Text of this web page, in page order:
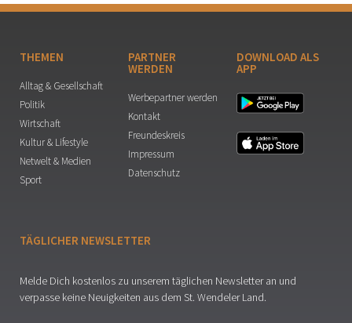
THEMEN
Alltag & Gesellschaft
Politik
Wirtschaft
Kultur & Lifestyle
Netwelt & Medien
Sport
PARTNER
WERDEN
Werbepartner werden
Kontakt
Freundeskreis
Impressum
Datenschutz
DOWNLOAD ALS
APP
TÄGLICHER NEWSLETTER
Melde Dich kostenlos zu unserem täglichen Newsletter an und
verpasse keine Neuigkeiten aus dem St. Wendeler Land.